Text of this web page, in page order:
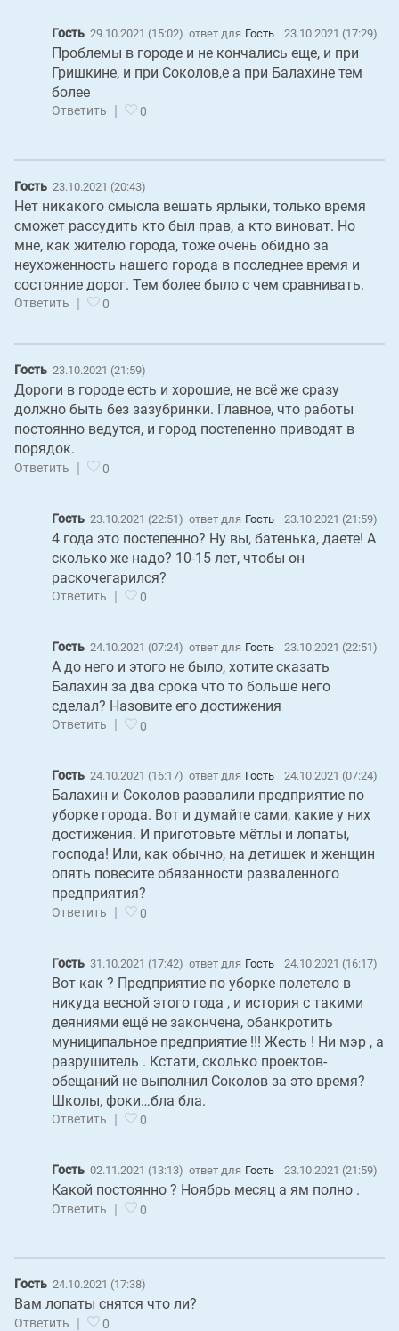
Гость 29.10.2021 (15:02) ответ для Гость 23.10.2021 (17:29)
Проблемы в городе и не кончались еще, и при
Гришкине, и при Соколов,е а при Балахине тем
более
Ответить | 0
Гость 23.10.2021 (20:43)
Нет никакого смысла вешать ярлыки, только время
сможет рассудить кто был прав, а кто виноват. Но
мне, как жителю города, тоже очень обидно за
неухоженность нашего города в последнее время и
состояние дорог. Тем более было с чем сравнивать.
Ответить | 0
Гость 23.10.2021 (21:59)
Дороги в городе есть и хорошие, не всё же сразу
должно быть без зазубринки. Главное, что работы
постоянно ведутся, и город постепенно приводят в
порядок.
Ответить | 0
Гость 23.10.2021 (22:51) ответ для Гость 23.10.2021 (21:59)
4 года это постепенно? Ну вы, батенька, даете! А
сколько же надо? 10-15 лет, чтобы он
раскочегарился?
Ответить | 0
Гость 24.10.2021 (07:24) ответ для Гость 23.10.2021 (22:51)
А до него и этого не было, хотите сказать
Балахин за два срока что то больше него
сделал? Назовите его достижения
Ответить 0
Гость 24.10.2021 (16:17) ответ для Гость 24.10.2021 (07:24)
Балахин и Соколов развалили предприятие по
уборке города. Вот и думайте сами, какие у них
достижения. И приготовьте мётлы и лопаты,
господа! Или, как обычно, на детишек и женщин
опять повесите обязанности разваленного
предприятия?
Ответить | 0
Гость 31.10.2021 (17:42) ответ для Гость 24.10.2021 (16:17)
Вот как ? Предприятие по уборке полетело в
никуда весной этого года , и история с такими
деяниями ещё не закончена, обанкротить
муниципальное предприятие !!! Жесть ! Ни мэр , а
разрушитель . Кстати, сколько проектов-
обещаний не выполнил Соколов за это время?
Школы, фоки…бла бла.
Ответить 0
Гость 02.11.2021 (13:13) ответ для Гость 23.10.2021 (21:59)
Какой постоянно ? Ноябрь месяц а ям полно .
Ответить | 0
Гость 24.10.2021 (17:38)
Вам лопаты снятся что ли?
Ответить | 0